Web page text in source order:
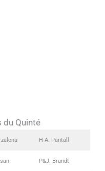
du Quinté
H-A. Pantall
P&J. Brandt